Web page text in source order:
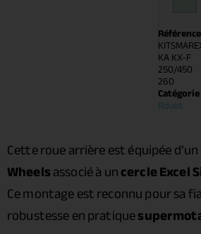
KA KX-F
250/450
260
Roues
Cette roue arrière est équipée d’un
Wheelsassocié à uncercle Excel
Ce montage est reconnu pour sa
robustesse en pratique